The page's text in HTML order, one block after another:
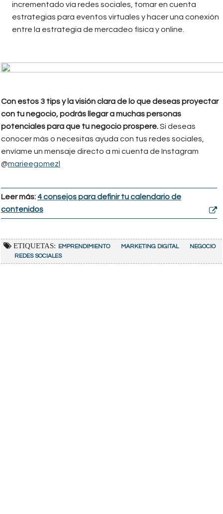
incrementado vía redes sociales, tomar en cuenta
estrategias para eventos virtuales y hacer una conexión
entre la estrategia de mercadeo física y online.
Con estos 3 tips y la visión clara de lo que deseas proyectar
con tu negocio, podrás llegar a muchas personas
potenciales para que tu negocio prospere.Si deseas
conocer más o necesitas ayuda con tus redes sociales,
envíame un mensaje directo a mi cuenta de Instagram
@marieegomezl
Leer más:4 consejos para definir tu calendario de
contenidos
ETIQUETAS: EMPRENDIMIENTO MARKETING DIGITAL
NEGOCIO
REDES SOCIALES